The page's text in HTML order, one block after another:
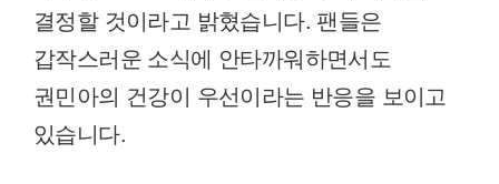
결정할 것이라고 밝혔습니다. 팬들은
갑작스러운 소식에 안타까워하면서도
권민아의 건강이 우선이라는 반응을 보이고
있습니다.